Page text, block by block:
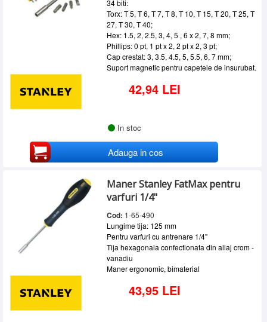
34 biti:
Torx: T 5, T 6, T 7, T 8, T 10, T 15, T 20, T 25, T
27, T 30, T 40;
Hex: 1.5, 2, 2.5, 3, 4, 5 , 6 x 2, 7, 8 mm;
Phillips: 0 pt, 1 pt x 2, 2 pt x 2, 3 pt;
Cap crestat: 3, 3.5, 4.5, 5, 5.5, 6, 7 mm;
Suport magnetic pentru capetele de insurubat.
42,94 LEI
In stoc
Adauga in cos
Maner Stanley FatMax pentru
varfuri 1/4"
Cod: 1-65-490
Lungime tija: 125 mm
Pentru varfuri cu antrenare 1/4"
Tija hexagonala confectionata din aliaj crom -
vanadiu
Maner ergonomic, bimaterial
43,95 LEI